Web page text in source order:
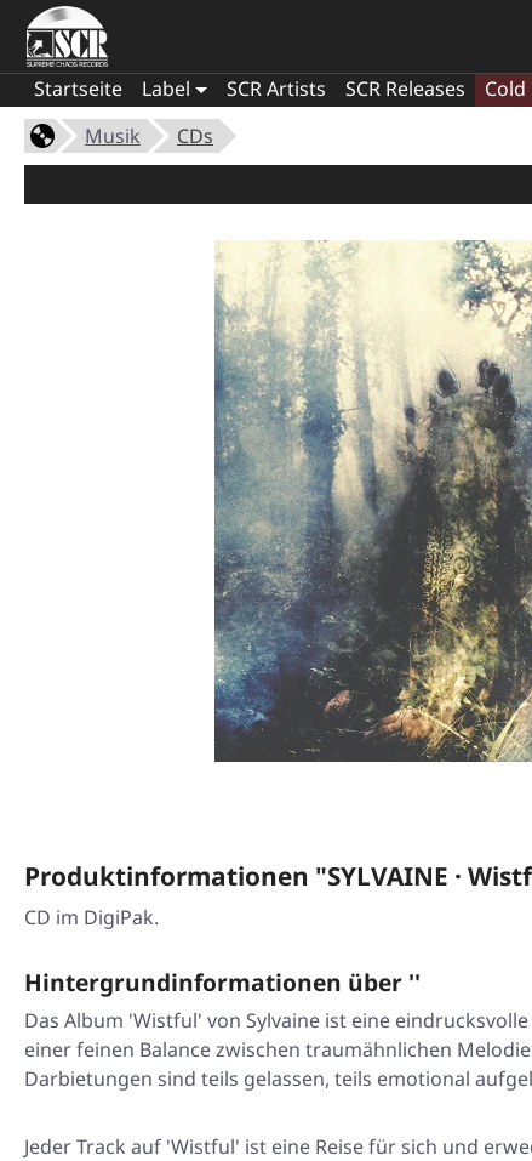
Startseite Label SCR Artists SCR Releases Cold
Musik
CDs
Produktinformationen "SYLVAINE ·
CD im DigiPak.
Hintergrundinformationen über ''
Das Album 'Wistful' von Sylvaine ist eine
einer feinen Balance zwischen traumähnlichen
Darbietungen sind teils gelassen, teils emotional
Jeder Track auf 'Wistful' ist eine Reise für sich und